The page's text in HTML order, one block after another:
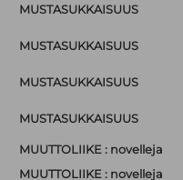
MUSTASUKKAISUUS
MUSTASUKKAISUUS
MUSTASUKKAISUUS
MUSTASUKKAISUUS
MUUTTOLIIKE : novelleja
MUUTTOLIIKE : novelleja